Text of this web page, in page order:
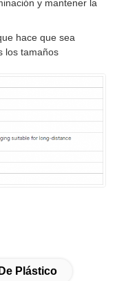
y mantener la
hace que sea
los tamaños
Plástico